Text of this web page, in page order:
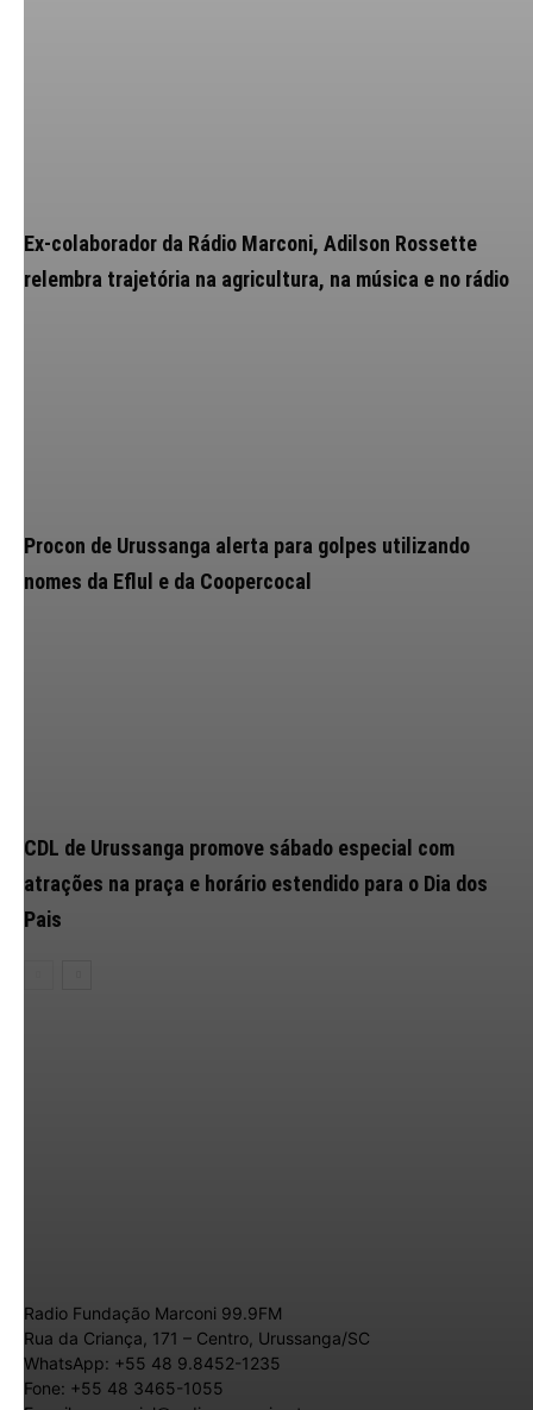
Ex-colaborador da Rádio Marconi, Adilson Rossette
relembra trajetória na agricultura, na música e no rádio
Procon de Urussanga alerta para golpes utilizando
nomes da Eflul e da Coopercocal
CDL de Urussanga promove sábado especial com
atrações na praça e horário estendido para o Dia dos
Pais
Radio Fundação Marconi 99.9FM
Rua da Criança, 171 – Centro, Urussanga/SC
WhatsApp: +55 48 9.8452-1235
Fone: +55 48 3465-1055